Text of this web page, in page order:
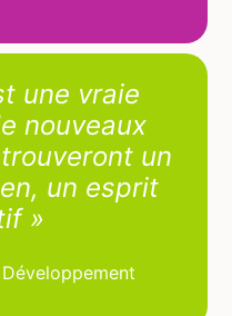
une vraie
nouveaux
un
un esprit
»